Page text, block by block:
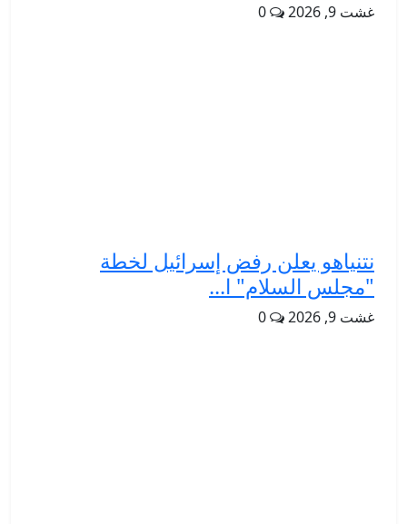
غشت 9, 2026 0
نتنياهو يعلن رفض إسرائيل لخطة
"مجلس السلام" ا...
غشت 9, 2026 0